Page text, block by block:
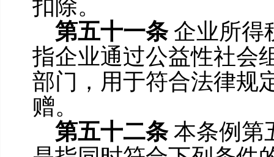
扣除。
第五十一条 企业所得
指企业通过公益性社会
部门，用于符合法律规
赠。
第五十二条 本条例第